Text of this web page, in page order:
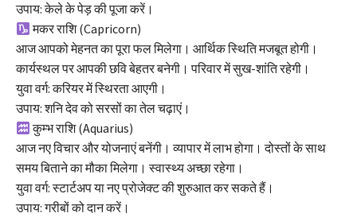
उपाय: केले के पेड़ की पूजा करें।
मकर राशि (Capricorn)
आज आपको मेहनत का पूरा फल मिलेगा। आर्थिक स्थिति मजबूत होगी।
कार्यस्थल पर आपकी छवि बेहतर बनेगी। परिवार में सुख-शांति रहेगी।
युवा वर्ग: करियर में स्थिरता आएगी।
उपाय: शनि देव को सरसों का तेल चढ़ाएं।
कुम्भ राशि (Aquarius)
आज नए विचार और योजनाएं बनेंगी। व्यापार में लाभ होगा। दोस्तों के साथ
समय बिताने का मौका मिलेगा। स्वास्थ्य अच्छा रहेगा।
युवा वर्ग: स्टार्टअप या नए प्रोजेक्ट की शुरुआत कर सकते हैं।
उपाय: गरीबों को दान करें।